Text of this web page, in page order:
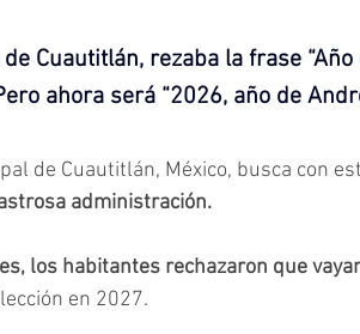
Cuautitlán, rezaba la frase
ahora será “2026, año de
de Cuautitlán, México, busca con
administración.
los habitantes rechazaron que
en 2027.